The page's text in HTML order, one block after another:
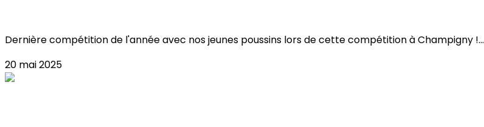
Dernière compétition de l'année avec nos jeunes poussins lors de cette compétition à Champigny !...
20 mai 2025